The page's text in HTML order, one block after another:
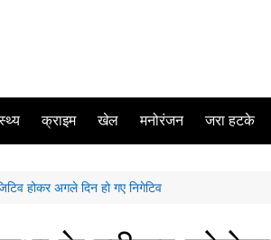
क्राइम खेल मनोरंजन जरा हटके
होकर अगले दिन हो गए निगेटिव